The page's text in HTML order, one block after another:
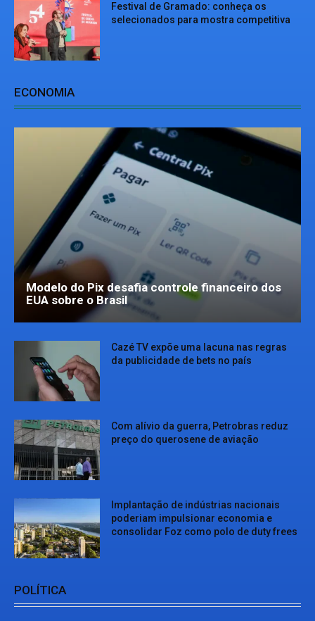
Festival de Gramado: conheça os
selecionados para mostra competitiva
ECONOMIA
Modelo do Pix desafia controle financeiro dos
EUA sobre o Brasil
Cazé TV expõe uma lacuna nas regras
da publicidade de bets no país
Com alívio da guerra, Petrobras reduz
preço do querosene de aviação
Implantação de indústrias nacionais
poderiam impulsionar economia e
consolidar Foz como polo de duty frees
POLÍTICA